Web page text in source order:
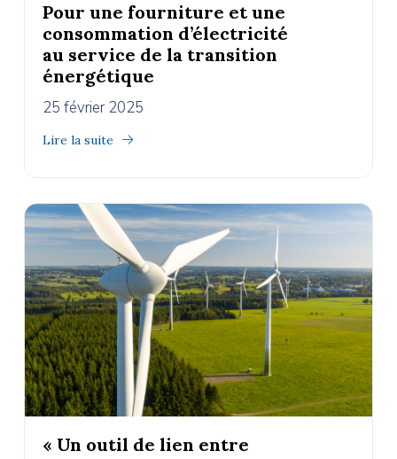
Pour une fourniture et une
consommation d’électricité
au service de la transition
énergétique
25 février 2025
Lire la suite
« Un outil de lien entre